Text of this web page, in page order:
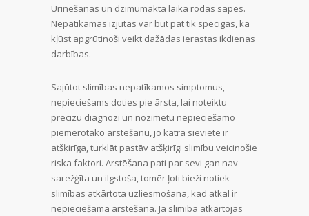
Urinēšanas un dzimumakta laikā rodas sāpes.
Nepatīkamās izjūtas var būt pat tik spēcīgas, ka
kļūst apgrūtinoši veikt dažādas ierastas ikdienas
darbības.
Sajūtot slimības nepatīkamos simptomus,
nepieciešams doties pie ārsta, lai noteiktu
precīzu diagnozi un nozīmētu nepieciešamo
piemērotāko ārstēšanu, jo katra sieviete ir
atšķirīga, turklāt pastāv atšķirīgi slimību veicinošie
riska faktori. Ārstēšana pati par sevi gan nav
sarežģīta un ilgstoša, tomēr ļoti bieži notiek
slimības atkārtota uzliesmošana, kad atkal ir
nepieciešama ārstēšana. Ja slimība atkārtojas